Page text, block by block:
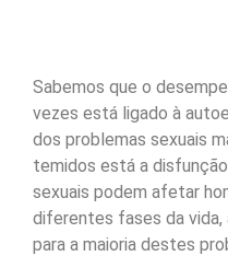
Sabemos que o
vezes está ligado à
dos problemas sexuais
temidos está a
sexuais podem afetar
diferentes fases da vida,
para a maioria destes